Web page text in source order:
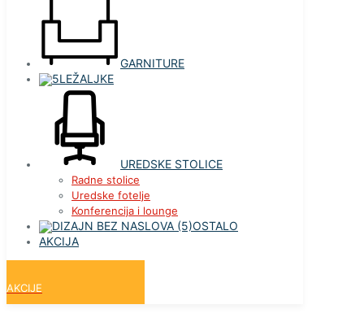
GARNITURE
LEŽALJKE
UREDSKE STOLICE
Radne stolice
Uredske fotelje
Konferencija i lounge
OSTALO
AKCIJA
AKCIJE